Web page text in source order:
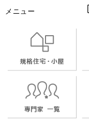
メニュー